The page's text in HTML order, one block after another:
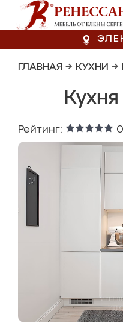
ГЛАВНАЯ → КУХНИ →
Рейтинг: